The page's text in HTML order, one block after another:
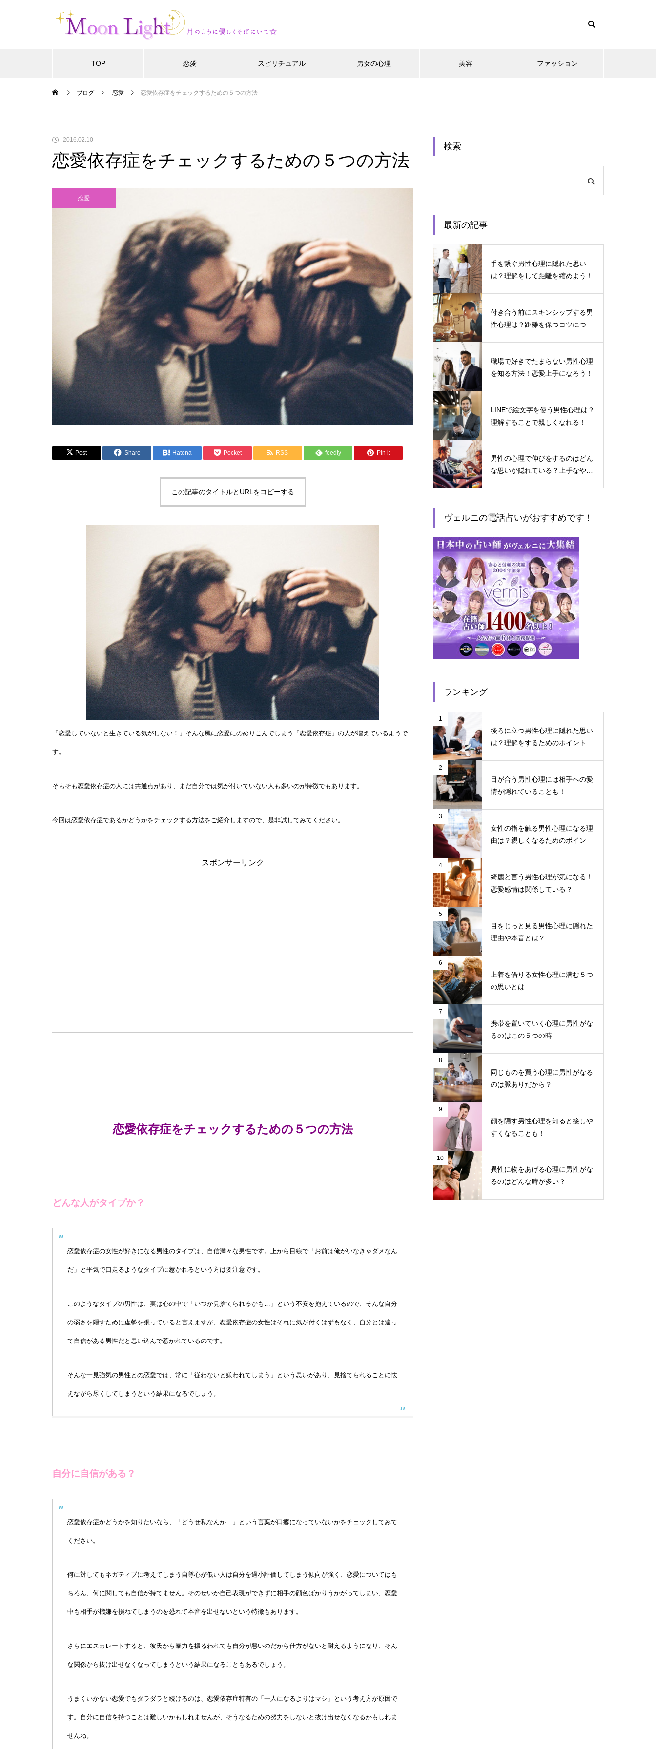
TOP 恋愛 スピリチュアル 男女の心理 美容 ファッション
ブログ 恋愛 恋愛依存症をチェックするための５つの方法
2016.02.10
恋愛依存症をチェックするための５つの方法
恋愛
Post Share Hatena Pocket RSS feedly Pin it
この記事のタイトルとURLをコピーする
「恋愛していないと生きている気がしない！」そんな風に恋愛にのめりこんでしまう「恋愛依存症」の人が増えているようで
す。
そもそも恋愛依存症の人には共通点があり、まだ自分では気が付いていない人も多いのが特徴でもあります。
今回は恋愛依存症であるかどうかをチェックする方法をご紹介しますので、是非試してみてください。
スポンサーリンク
恋愛依存症をチェックするための５つの方法
どんな人がタイプか？
恋愛依存症の女性が好きになる男性のタイプは、自信満々な男性です。上から目線で「お前は俺がいなきゃダメなん
だ」と平気で口走るようなタイプに惹かれるという方は要注意です。
このようなタイプの男性は、実は心の中で「いつか見捨てられるかも…」という不安を抱えているので、そんな自分
の弱さを隠すために虚勢を張っていると言えますが、恋愛依存症の女性はそれに気が付くはずもなく、自分とは違っ
て自信がある男性だと思い込んで惹かれているのです。
そんな一見強気の男性との恋愛では、常に「従わないと嫌われてしまう」という思いがあり、見捨てられることに怯
えながら尽くしてしまうという結果になるでしょう。
自分に自信がある？
恋愛依存症かどうかを知りたいなら、「どうせ私なんか…」という言葉が口癖になっていないかをチェックしてみて
ください。
何に対してもネガティブに考えてしまう自尊心が低い人は自分を過小評価してしまう傾向が強く、恋愛についてはも
ちろん、何に関しても自信が持てません。そのせいか自己表現ができずに相手の顔色ばかりうかがってしまい、恋愛
中も相手が機嫌を損ねてしまうのを恐れて本音を出せないという特徴もあります。
さらにエスカレートすると、彼氏から暴力を振るわれても自分が悪いのだから仕方がないと耐えるようになり、そん
な関係から抜け出せなくなってしまうという結果になることもあるでしょう。
うまくいかない恋愛でもダラダラと続けるのは、恋愛依存症特有の「一人になるよりはマシ」という考え方が原因で
す。自分に自信を持つことは難しいかもしれませんが、そうなるための努力をしないと抜け出せなくなるかもしれま
せんね。
検索
最新の記事
手を繋ぐ男性心理に隠れた思い
は？理解をして距離を縮めよう！
付き合う前にスキンシップする男
性心理は？距離を保つコツについ
職場で好きでたまらない男性心理
を知る方法！恋愛上手になろう！
LINEで絵文字を使う男性心理は？
理解することで親しくなれる！
男性の心理で伸びをするのはどん
な思いが隠れている？上手なやり
ヴェルニの電話占いがおすすめです！
ランキング
1
後ろに立つ男性心理に隠れた思い
は？理解をするためのポイント
2
目が合う男性心理には相手への愛
情が隠れていることも！
3
女性の指を触る男性心理になる理
由は？親しくなるためのポイント
4
綺麗と言う男性心理が気になる！
恋愛感情は関係している？
5
目をじっと見る男性心理に隠れた
理由や本音とは？
6
上着を借りる女性心理に潜む５つ
の思いとは
7
携帯を置いていく心理に男性がな
るのはこの５つの時
8
同じものを買う心理に男性がなる
のは脈ありだから？
9
顔を隠す男性心理を知ると接しや
すくなることも！
10
異性に物をあげる心理に男性がな
るのはどんな時が多い？